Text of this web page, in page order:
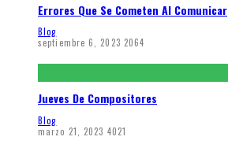
Errores Que Se Cometen Al Comunicar
Blog
septiembre 6, 2023 2064
Jueves De Compositores
Blog
marzo 21, 2023 4021